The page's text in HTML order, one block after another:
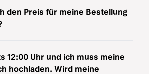
den Preis für meine Bestellung
12:00 Uhr und ich muss meine
hochladen. Wird meine